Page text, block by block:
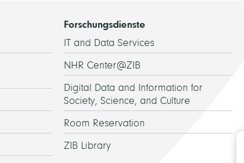
Forschungsdienste
IT and Data Services
NHR Center@ZIB
Digital Data and Information for
Society, Science, and Culture
Room Reservation
ZIB Library